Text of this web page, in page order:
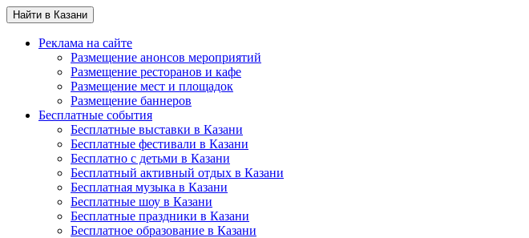
Найти в Казани
Реклама на сайте
Размещение анонсов мероприятий
Размещение ресторанов и кафе
Размещение мест и площадок
Размещение баннеров
Бесплатные события
Бесплатные выставки в Казани
Бесплатные фестивали в Казани
Бесплатно с детьми в Казани
Бесплатный активный отдых в Казани
Бесплатная музыка в Казани
Бесплатные шоу в Казани
Бесплатные праздники в Казани
Бесплатное образование в Казани